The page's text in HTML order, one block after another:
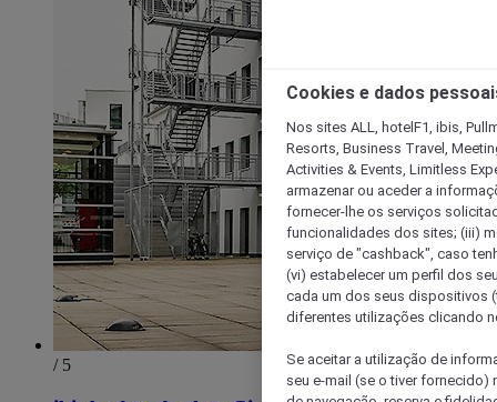
/ 5
Cookies e dados
Nos sites ALL, hotelF1, ibis,
Resorts, Business Travel,
Activities & Events, Limitless
armazenar ou aceder a
fornecer-lhe os serviços
funcionalidades dos sites; (iii)
serviço de "cashback", caso
(vi) estabelecer um perfil dos
cada um dos seus dispositivos
diferentes utilizações clicando
Se aceitar a utilização de
seu e-mail (se o tiver